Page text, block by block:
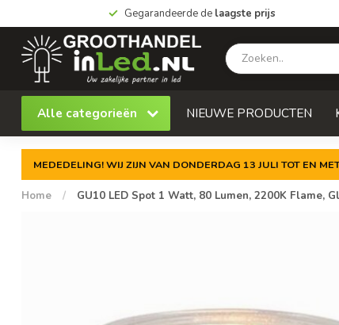
Gegarandeerde de laagste prijs
Alle categorieën NIEUWE PRODUCTEN
MEDEDELING! WIJ ZIJN VAN DONDERDAG 13 JULI TOT EN
Home / GU10 LED Spot 1 Watt, 80 Lumen, 2200K Flame,